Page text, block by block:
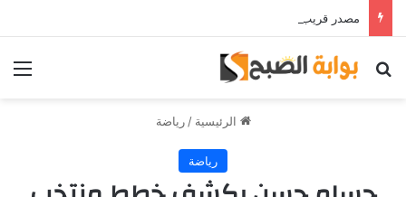
بحث عن
الرئيسية / رياضة
رياضة